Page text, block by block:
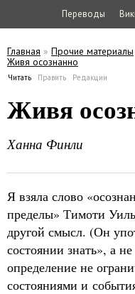
Переводы
Вы здесь
Главная » Прочие материалы
Живя осознанно
Читать (активная вкладка)
Править Редакции
Живя
Ханна Финли
Я взяла слово
пределы» Тимоти
другой смысл. (Он
состоянии знать», а
определение не
состояниями и